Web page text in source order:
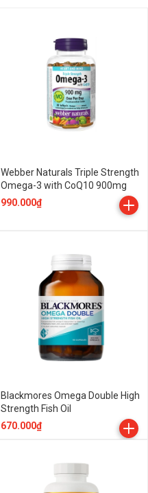
Webber Naturals Triple Strength
Omega-3 with CoQ10 900mg
990.000₫
Blackmores Omega Double High
Strength Fish Oil
670.000₫